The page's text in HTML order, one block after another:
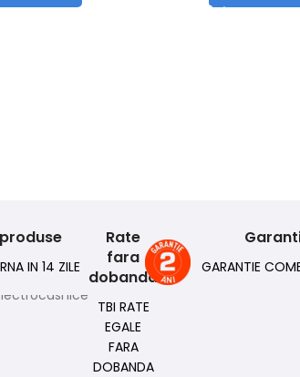
Rate
fara
dobanda
TBI RATE
EGALE
FARA
DOBANDA
IN 14 ZILE
GARANTIE